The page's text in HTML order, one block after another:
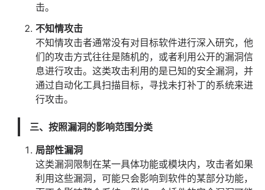
击。
不知情攻击
不知情攻击者通常没有对目标软件进行深入研究，他
们的攻击方式往往是随机的，或者利用公开的漏洞信
息进行攻击。这类攻击利用的是已知的安全漏洞，并
通过自动化工具扫描目标，寻找未打补丁的系统来进
行攻击。
三、按照漏洞的影响范围分类
局部性漏洞
这类漏洞限制在某一具体功能或模块内，攻击者如果
利用这些漏洞，可能只会影响到软件的某部分功能，